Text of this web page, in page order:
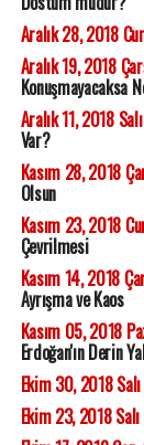
Aralık 28, 2018
Aralık 19, 2018
Konuşmayacaksa
Aralık 11, 2018 Salı
Var?
Kasım 28, 2018
Olsun
Kasım 23, 2018
Çevrilmesi
Kasım 14, 2018
Ayrışma ve Kaos
Kasım 05, 2018
Erdoğan'ın Derin
Ekim 30, 2018 Salı
Ekim 23, 2018 Salı